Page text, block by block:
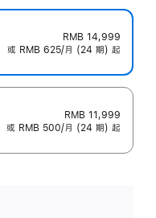
RMB 14,999
或 RMB 625/月 (24 期) 起
RMB 11,999
或 RMB 500/月 (24 期) 起